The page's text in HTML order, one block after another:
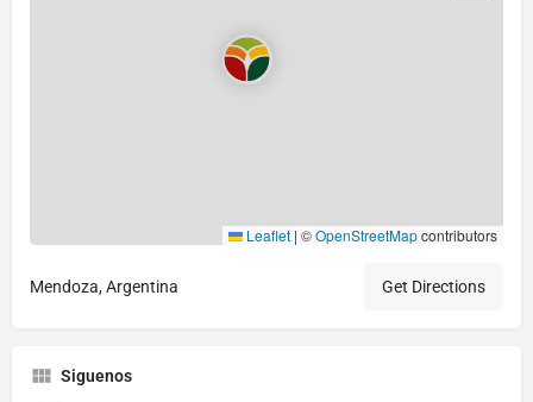
Leaflet | ©OpenStreetMapcontributors
Mendoza, Argentina Get Directions
Siguenos